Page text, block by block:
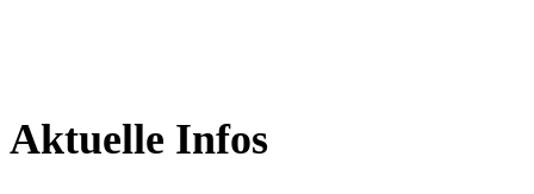
Aktuelle Infos